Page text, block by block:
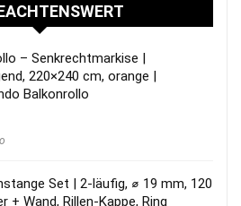
– Senkrechtmarkise |
220×240 cm, orange |
Balkonrollo
Set | 2-läufig, ⌀ 19 mm, 120
+ Wand, Rillen-Kappe, Ring